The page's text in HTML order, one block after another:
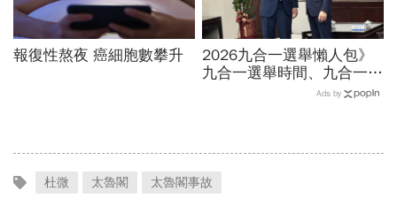
報復性熬夜 癌細胞數攀升
2026九合一選舉懶人包》
九合一選舉時間、九合一選
舉選什麼？縣市長熱門人
Ads by
杜微 太魯閣 太魯閣事故